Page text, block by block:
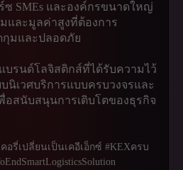
SMEs และองค์กรขนาดใหญ่
และมูลค่าสูงที่ต้องการ
กุมและปลอดภัย
บรนด์โลจิสติกส์ที่ได้รับความไว้
นิเวศบริการแบบครบวงจรและ
อสนับสนุนการเติบโตของธุรกิจ
คอรี่เปลี่ยนเป็นเคอีเอ็กซ์ #KEXครบ